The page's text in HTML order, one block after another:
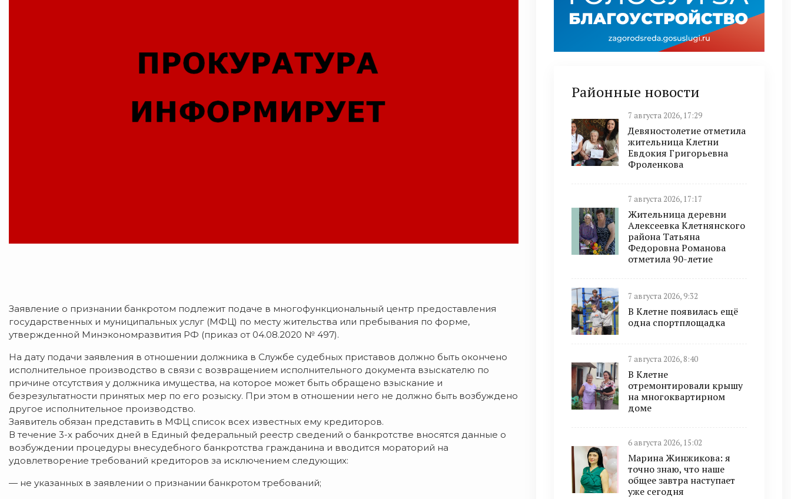
Заявление о признании банкротом подлежит подаче в многофункциональный центр предоставления
государственных и муниципальных услуг (МФЦ) по месту жительства или пребывания по форме,
утвержденной Минэкономразвития РФ (приказ от 04.08.2020 № 497).
На дату подачи заявления в отношении должника в Службе судебных приставов должно быть окончено
исполнительное производство в связи с возвращением исполнительного документа взыскателю по
причине отсутствия у должника имущества, на которое может быть обращено взыскание и
безрезультатности принятых мер по его розыску. При этом в отношении него не должно быть возбуждено
другое исполнительное производство.
Заявитель обязан представить в МФЦ список всех известных ему кредиторов.
В течение 3-х рабочих дней в Единый федеральный реестр сведений о банкротстве вносятся данные о
возбуждении процедуры внесудебного банкротства гражданина и вводится мораторий на
удовлетворение требований кредиторов за исключением следующих:
— не указанных в заявлении о признании банкротом требований;
Районные новости
7 августа 2026, 17:29
Девяностолетие отметила
жительница Клетни
Евдокия Григорьевна
Фроленкова
7 августа 2026, 17:17
Жительница деревни
Алексеевка Клетнянского
района Татьяна
Федоровна Романова
отметила 90-летие
7 августа 2026, 9:32
В Клетне появилась ещё
одна спортплощадка
7 августа 2026, 8:40
В Клетне
отремонтировали крышу
на многоквартирном
доме
6 августа 2026, 15:02
Марина Жинжикова: я
точно знаю, что наше
общее завтра наступает
уже сегодня